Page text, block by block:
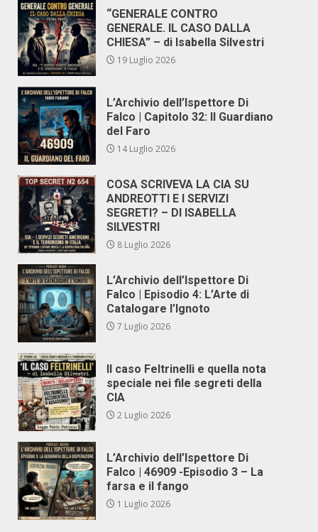
“GENERALE CONTRO
GENERALE. IL CASO DALLA
CHIESA” – di Isabella Silvestri
19 Luglio 2026
L’Archivio dell’Ispettore Di
Falco | Capitolo 32: Il Guardiano
del Faro
14 Luglio 2026
COSA SCRIVEVA LA CIA SU
ANDREOTTI E I SERVIZI
SEGRETI? – DI ISABELLA
SILVESTRI
8 Luglio 2026
L’Archivio dell’Ispettore Di
Falco | Episodio 4: L’Arte di
Catalogare l’Ignoto
7 Luglio 2026
Il caso Feltrinelli e quella nota
speciale nei file segreti della
CIA
2 Luglio 2026
L’Archivio dell’Ispettore Di
Falco | 46909 -Episodio 3 – La
farsa e il fango
1 Luglio 2026